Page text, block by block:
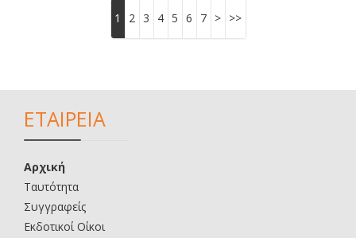
1 2 3 4 5 6 7 > >>
ΕΤΑΙΡΕΙΑ
Αρχική
Ταυτότητα
Συγγραφείς
Εκδοτικοί Οίκοι